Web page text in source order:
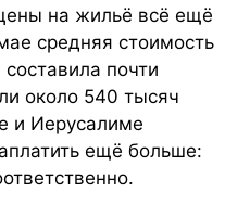
условия
на жильё всё ещё
средняя стоимость
почти
около 540 тысяч
и Иерусалиме
ещё больше: